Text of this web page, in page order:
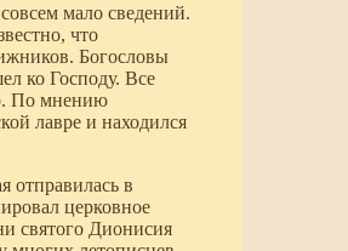
мало сведений.
что
Богословы
ко Господу. Все
По мнению
лавре и находился
отправилась в
церковное
святого Дионисия